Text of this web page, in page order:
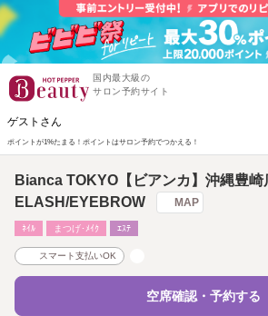
国内最大級の
サロン予約サイト
ゲストさん
ポイントが1%たまる！ ポイントはサロン予約でつかえる！
Bianca TOKYO【ビアンカ】沖縄豊
ELASH/EYEBROW
MAP
ﾈｲﾙ まつげ･ﾒｲｸ ｴｽﾃ
スマート支払いOK
空席確認・予約する